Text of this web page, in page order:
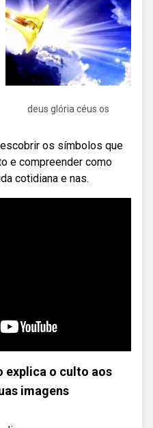
deus glória céus os
os símbolos que
e compreender como
cotidiana e nas.
explica o culto aos
imagens